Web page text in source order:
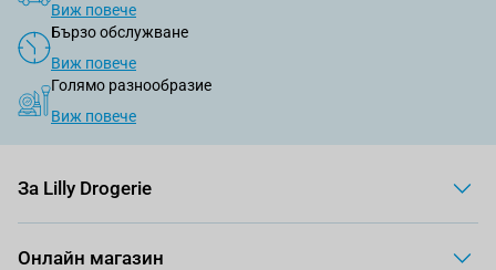
Виж повече
Бързо обслужване
Виж повече
Голямо разнообразие
Виж повече
За Lilly Drogerie
Онлайн магазин